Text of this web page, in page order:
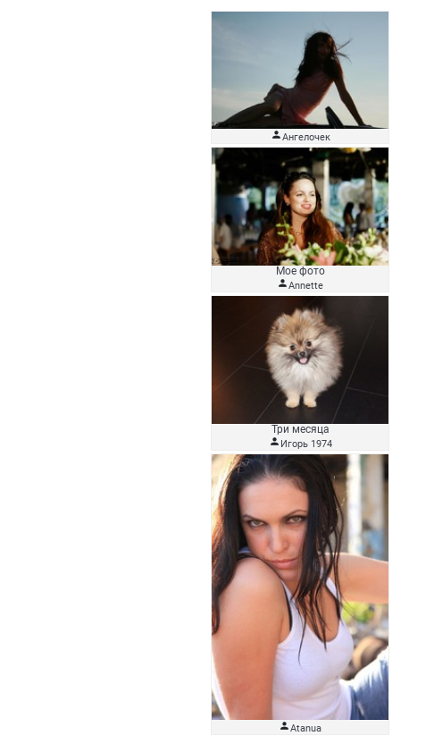
Ангелочек
Мое фото
Аnnette
Три месяца
 Игорь 1974
Atanua